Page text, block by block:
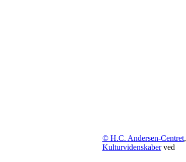
© H.C. Andersen-Centret,
Kulturvidenskaberved